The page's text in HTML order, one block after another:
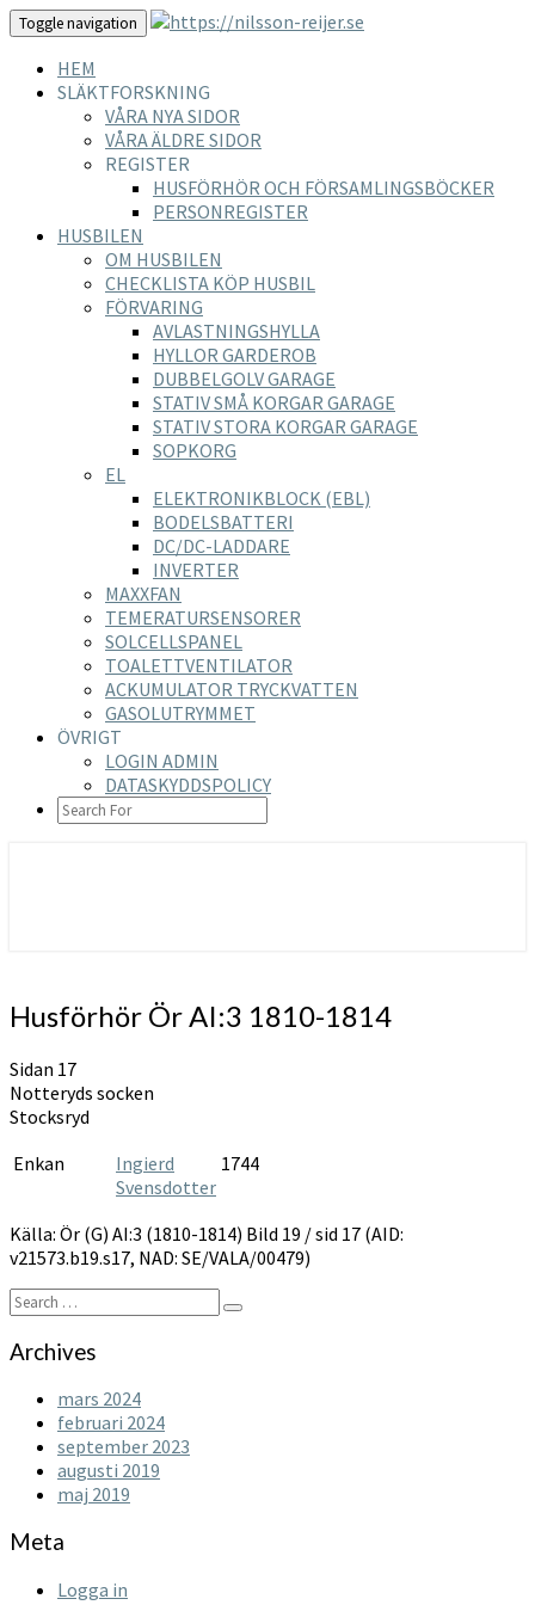
Toggle navigation
HEM
SLÄKTFORSKNING
VÅRA NYA SIDOR
VÅRA ÄLDRE SIDOR
REGISTER
HUSFÖRHÖR OCH FÖRSAMLINGSBÖCKER
PERSONREGISTER
HUSBILEN
OM HUSBILEN
CHECKLISTA KÖP HUSBIL
FÖRVARING
AVLASTNINGSHYLLA
HYLLOR GARDEROB
DUBBELGOLV GARAGE
STATIV SMÅ KORGAR GARAGE
STATIV STORA KORGAR GARAGE
SOPKORG
EL
ELEKTRONIKBLOCK (EBL)
BODELSBATTERI
DC/DC-LADDARE
INVERTER
MAXXFAN
TEMERATURSENSORER
SOLCELLSPANEL
TOALETTVENTILATOR
ACKUMULATOR TRYCKVATTEN
GASOLUTRYMMET
ÖVRIGT
LOGIN ADMIN
DATASKYDDSPOLICY
SEARCH
ICON
Husförhör
Ör
1810-
1814
Husförhör Ör AI:3 1810-1814
Sidan 17
Notteryds socken
Stocksryd
Enkan
Ingierd
Svensdotter
1744
Källa: Ör (G) AI:3 (1810-1814) Bild 19 / sid 17 (AID:
v21573.b19.s17, NAD: SE/VALA/00479)
Search
for:
Search
Archives
mars 2024
februari 2024
september 2023
augusti 2019
maj 2019
Meta
Logga in